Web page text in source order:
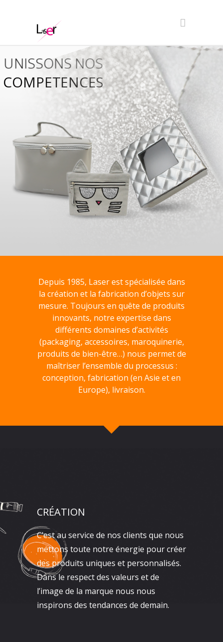
COMPETENCES
UNISSONS NOS
Depuis 1985, Laser est spécialisée dans
la création et la fabrication d’objets sur
mesure. Toujours en quête de produits
innovants, notre expertise dans
différents domaines d’activités
(packaging, accessoires, maroquinerie,
produits de bien-être…) nous permet de
maîtriser l’ensemble du processus :
conception, fabrication (en Asie et en
Europe), livraison.
CRÉATION
C’est au service de nos clients que nous
mettons toute notre énergie pour créer
des produits uniques et personnalisés.
Dans le respect des valeurs et de
l’image de la marque nous nous
inspirons des tendances de demain.